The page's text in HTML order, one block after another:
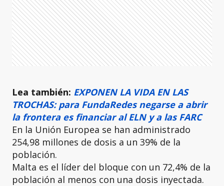
Lea también: EXPONEN LA VIDA EN LAS
TROCHAS: para FundaRedes negarse a abrir
la frontera es financiar al ELN y a las FARC
En la Unión Europea se han administrado
254,98 millones de dosis a un 39% de la
población.
Malta es el líder del bloque con un 72,4% de la
población al menos con una dosis inyectada.